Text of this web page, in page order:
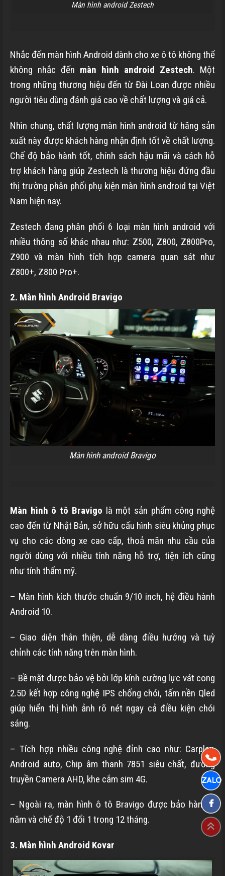
Màn hình android Zestech
Nhắc đến màn hình Android dành cho xe ô tô không thể
không nhắc đến màn hình android Zestech. Một
trong những thương hiệu đến từ Đài Loan được nhiều
người tiêu dùng đánh giá cao về chất lượng và giá cả.
Nhìn chung, chất lượng màn hình android từ hãng sản
xuất này được khách hàng nhận định tốt về chất lượng.
Chế độ bảo hành tốt, chính sách hậu mãi và cách hỗ
trợ khách hàng giúp Zestech là thương hiệu đứng đầu
thị trường phân phối phụ kiện màn hình android tại Việt
Nam hiện nay.
Zestech đang phân phối 6 loại màn hình android với
nhiều thông số khác nhau như: Z500, Z800, Z800Pro,
Z900 và màn hình tích hợp camera quan sát như
Z800+, Z800 Pro+.
2. Màn hình Android Bravigo
Màn hình android Bravigo
Màn hình ô tô Bravigo là một sản phẩm công nghệ
cao đến từ Nhật Bản, sở hữu cấu hình siêu khủng phục
vụ cho các dòng xe cao cấp, thoả mãn nhu cầu của
người dùng với nhiều tính năng hỗ trợ, tiện ích cũng
như tính thẩm mỹ.
– Màn hình kích thước chuẩn 9/10 inch, hệ điều hành
Android 10.
– Giao diện thân thiện, dễ dàng điều hướng và tuỳ
chỉnh các tính năng trên màn hình.
– Bề mặt được bảo vệ bởi lớp kính cường lực vát cong
2.5D kết hợp công nghệ IPS chống chói, tấm nền Qled
giúp hiển thị hình ảnh rõ nét ngay cả điều kiện chói
sáng.
– Tích hợp nhiều công nghệ đỉnh cao như: Carplay,
Android auto, Chip âm thanh 7851 siêu chất, đường
truyền Camera AHD, khe cắm sim 4G.
– Ngoài ra, màn hình ô tô Bravigo được bảo hành 2
năm và chế độ 1 đổi 1 trong 12 tháng.
3. Màn hình Android Kovar